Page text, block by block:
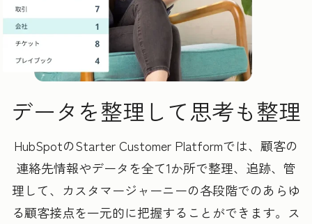
データを整理して思考も整理
HubSpotのStarter Customer Platformでは、顧客の
連絡先情報やデータを全て1か所で整理、追跡、管
理して、カスタマージャーニーの各段階でのあらゆ
る顧客接点を一元的に把握することができます。ス